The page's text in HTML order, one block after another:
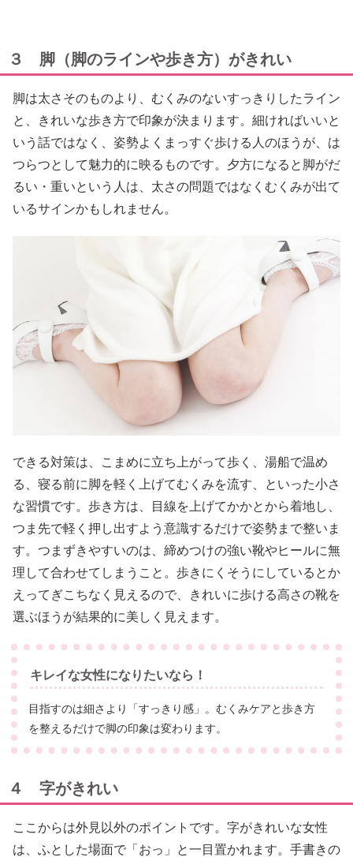
３ 脚（脚のラインや歩き方）がきれい
脚は太さそのものより、むくみのないすっきりしたライン
と、きれいな歩き方で印象が決まります。細ければいいと
いう話ではなく、姿勢よくまっすぐ歩ける人のほうが、は
つらつとして魅力的に映るものです。夕方になると脚がだ
るい・重いという人は、太さの問題ではなくむくみが出て
いるサインかもしれません。
できる対策は、こまめに立ち上がって歩く、湯船で温め
る、寝る前に脚を軽く上げてむくみを流す、といった小さ
な習慣です。歩き方は、目線を上げてかかとから着地し、
つま先で軽く押し出すよう意識するだけで姿勢まで整いま
す。つまずきやすいのは、締めつけの強い靴やヒールに無
理して合わせてしまうこと。歩きにくそうにしているとか
えってぎこちなく見えるので、きれいに歩ける高さの靴を
選ぶほうが結果的に美しく見えます。
キレイな女性になりたいなら！
目指すのは細さより「すっきり感」。むくみケアと歩き方
を整えるだけで脚の印象は変わります。
４ 字がきれい
ここからは外見以外のポイントです。字がきれいな女性
は、ふとした場面で「おっ」と一目置かれます。手書きの